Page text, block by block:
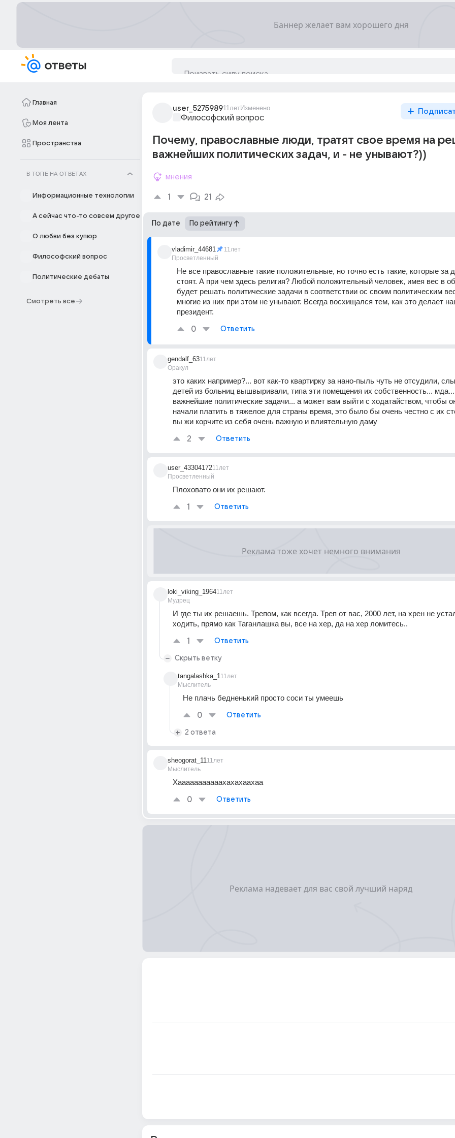
Главная
Моя лента
Пространства
В ТОПЕ НА ОТВЕТАХ
Информационные технологии
А сейчас что-то совсем другое
О любви без купюр
Философский вопрос
Политические дебаты
Смотреть все
user_527598911летИзменено
Философский вопрос
Почему, православные люди, тратят свое время на
важнейших политических задач, и - не унывают?))
мнения
1 21
По дате По рейтингу
vladimir_44681
Просветленный
11лет
Не все православные такие положительные, но точно есть такие, которые за
стоят. А при чем здесь религия? Любой положительный человек, имея вес в
будет решать политические задачи в соответствии ос своим политическим
многие из них при этом не унывают. Всегда восхищался тем, как это делает
президент.
0 Ответить
gendalf_63
Оракул
11лет
это каких например?... вот как-то квартирку за нано-пыль чуть не отсудили,
детей из больниц вышвыривали, типа эти помещения их собственность... мда...
важнейшие политические задачи... а может вам выйти с ходатайством, чтобы
начали платить в тяжелое для страны время, это было бы очень честно с их
вы жи корчите из себя очень важную и влиятельную даму
2 Ответить
user_43304172
Просветленный
11лет
Плоховато они их решают.
1 Ответить
loki_viking_1964
Мудрец
11лет
И где ты их решаешь. Трепом, как всегда. Треп от вас, 2000 лет, на хрен не
ходить, прямо как Таганлашка вы, все на хер, да на хер ломитесь..
1 Ответить
Скрыть ветку
tangalashka_1
Мыслитель
11лет
Не плачь бедненький просто соси ты умеешь
0 Ответить
2 ответа
sheogorat_11
Мыслитель
11лет
Хааааааааааахахахаахаа
0 Ответить